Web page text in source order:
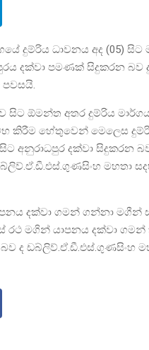
දුම්රිය ධාවනය අද (05) සිට
දක්වා පමණක් සිදුකරන බව
පවසයි.
සිට ඕමන්ත අතර දුම්රිය
කිරීම හේතුවෙන් මෙලෙස
අනුරාධපුර දක්වා සිදුකරන
මහතා
දක්වා ගමන් ගන්නා මගීන්
රථ මගින් යාපනය දක්වා
ද ඩබ්ලිව්.ඒ.ඩී.එස්.ගුණසිංහ